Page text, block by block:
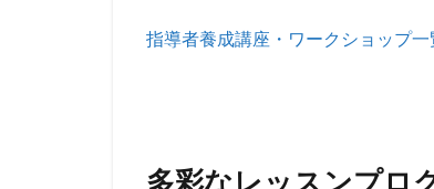
グ
紹
指導者養成講座・ワークショップ
多彩なレッスンプロ